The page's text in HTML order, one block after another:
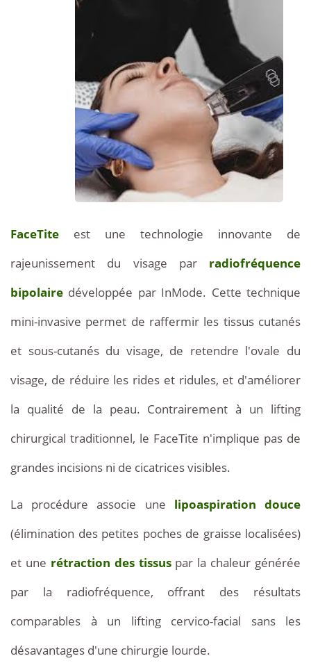
FaceTite est une technologie innovante de
rajeunissement du visage par radiofréquence
bipolaire développée par InMode. Cette technique
mini-invasive permet de raffermir les tissus cutanés
et sous-cutanés du visage, de retendre l'ovale du
visage, de réduire les rides et ridules, et d'améliorer
la qualité de la peau. Contrairement à un lifting
chirurgical traditionnel, le FaceTite n'implique pas de
grandes incisions ni de cicatrices visibles.
La procédure associe une lipoaspiration douce
(élimination des petites poches de graisse localisées)
et une rétraction des tissuspar la chaleur générée
par la radiofréquence, offrant des résultats
comparables à un lifting cervico-facial sans les
désavantages d'une chirurgie lourde.